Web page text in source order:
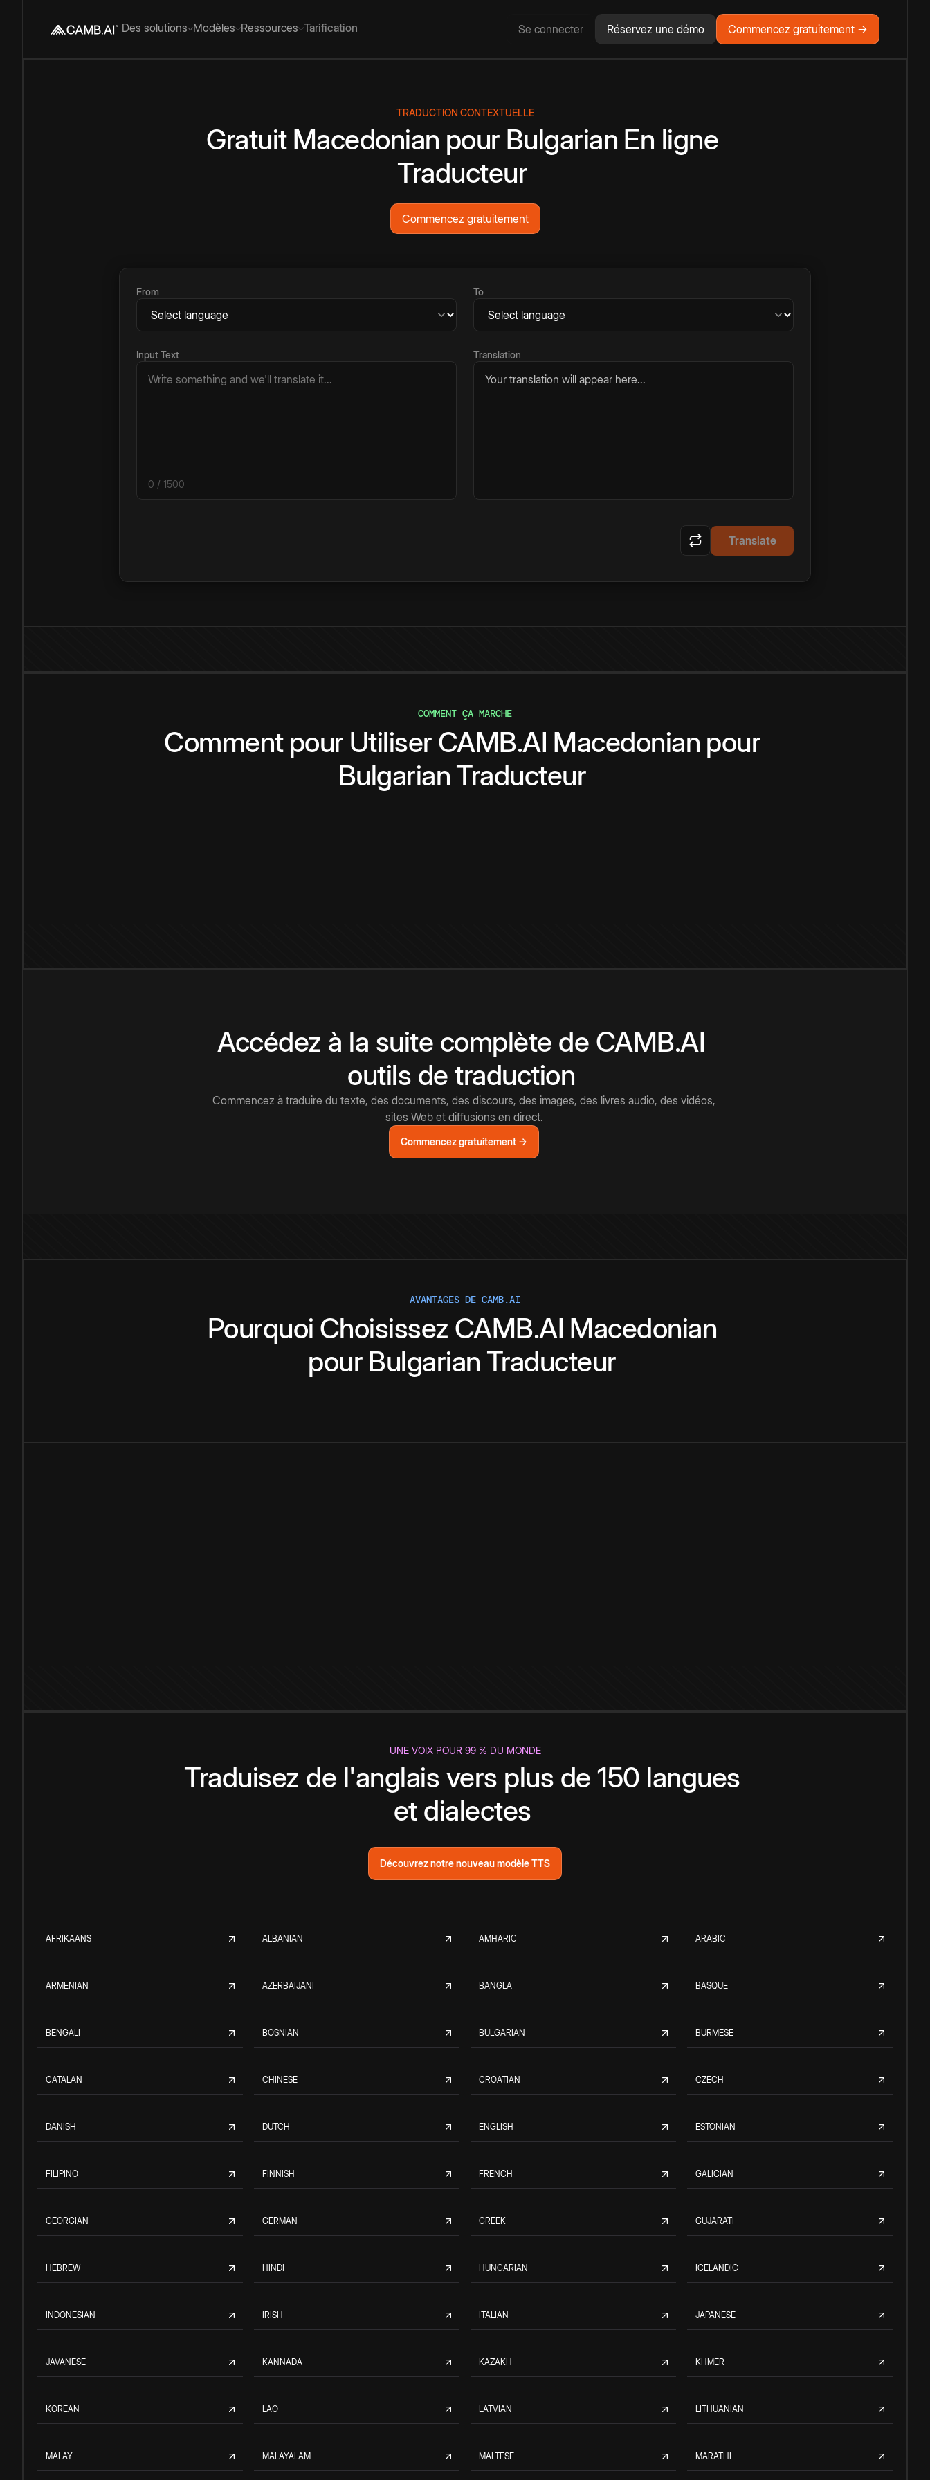
Des solutions Modèles Ressources Tarification Se connecter Réservez une démo Commencez gratuitement →
TRADUCTION CONTEXTUELLE
Gratuit Macedonian pour Bulgarian En ligne
Traducteur
Commencez gratuitement
From To
Input Text
0 / 1500
Translation
Your translation will appear here...
Translate
COMMENT ÇA MARCHE
Comment pour Utiliser CAMB.AI Macedonian pour
Bulgarian Traducteur
Accédez à la suite complète de CAMB.AI
outils de traduction
Commencez à traduire du texte, des documents, des discours, des images, des livres audio, des vidéos,
sites Web et diffusions en direct.
Commencez gratuitement →
AVANTAGES DE CAMB.AI
Pourquoi Choisissez CAMB.AI Macedonian
pour Bulgarian Traducteur
UNE VOIX POUR 99 % DU MONDE
Traduisez de l'anglais vers plus de 150 langues
et dialectes
Découvrez notre nouveau modèle TTS
AFRIKAANS ALBANIAN AMHARIC ARABIC
ARMENIAN AZERBAIJANI BANGLA BASQUE
BENGALI BOSNIAN BULGARIAN BURMESE
CATALAN CHINESE CROATIAN CZECH
DANISH DUTCH ENGLISH ESTONIAN
FILIPINO FINNISH FRENCH GALICIAN
GEORGIAN GERMAN GREEK GUJARATI
HEBREW HINDI HUNGARIAN ICELANDIC
INDONESIAN IRISH ITALIAN JAPANESE
JAVANESE KANNADA KAZAKH KHMER
KOREAN LAO LATVIAN LITHUANIAN
MALAY MALAYALAM MALTESE MARATHI